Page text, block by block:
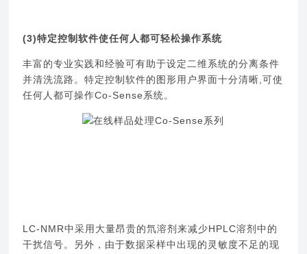
(3)特定控制软件使任何人都可轻松操作系统
丰富的专业实践和经验可有助于设定二维系统的分离条件
并清洗流路。特定控制软件的图形用户界面十分清晰,可使
任何人都可操作Co-Sense系统。
LC-NMR中采用大量昂贵的氘溶剂来减少HPLC溶剂中的
干扰信号。另外，由于数据采样中出现的灵敏度不足的现